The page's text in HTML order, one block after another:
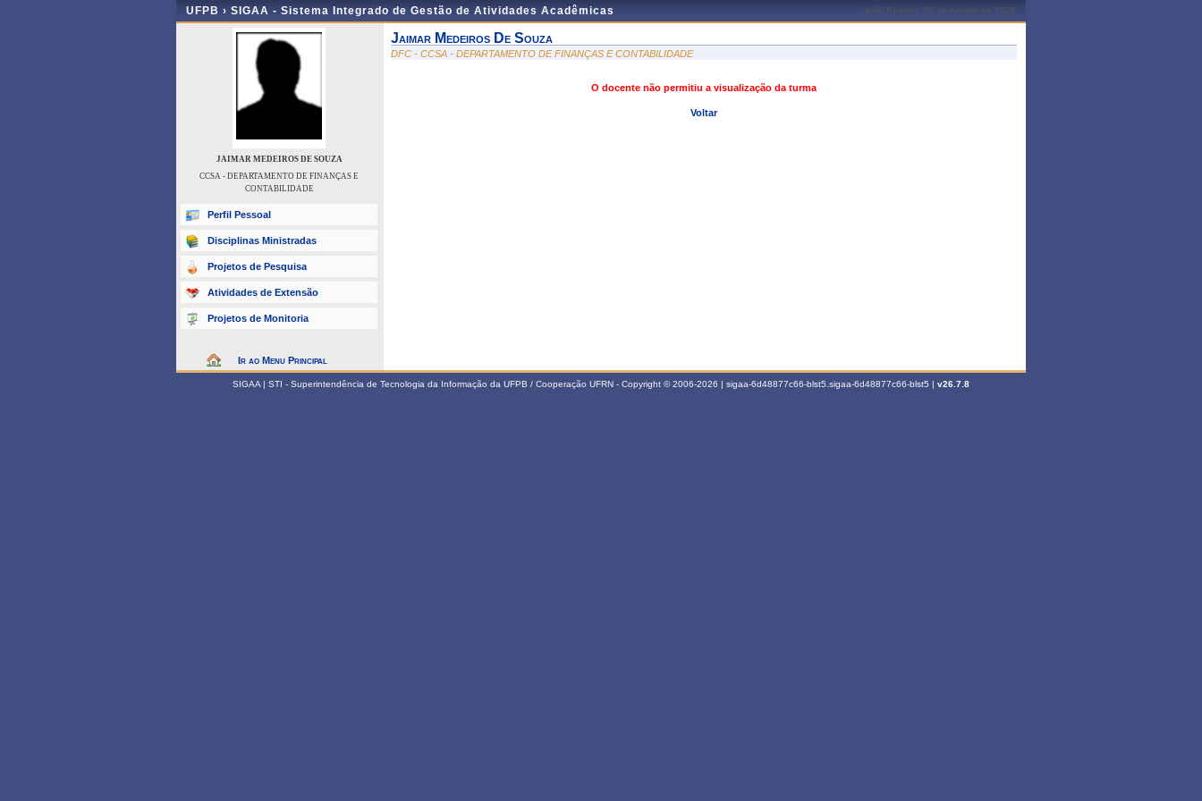
UFPB › SIGAA - Sistema Integrado de Gestão de Atividades Acadêmicas João Pessoa, 06 de Agosto de 2026
JAIMAR MEDEIROS DE SOUZA
CCSA - DEPARTAMENTO DE FINANÇAS E
CONTABILIDADE
Perfil Pessoal
Disciplinas Ministradas
Projetos de Pesquisa
Atividades de Extensão
Projetos de Monitoria
Ir ao Menu Principal
Jaimar Medeiros De Souza
DFC - CCSA - DEPARTAMENTO DE FINANÇAS E CONTABILIDADE
O docente não permitiu a visualização da turma
Voltar
SIGAA | STI - Superintendência de Tecnologia da Informação da UFPB / Cooperação UFRN - Copyright © 2006-2026 | sigaa-6d48877c66-blst5.sigaa-6d48877c66-blst5 | v26.7.8